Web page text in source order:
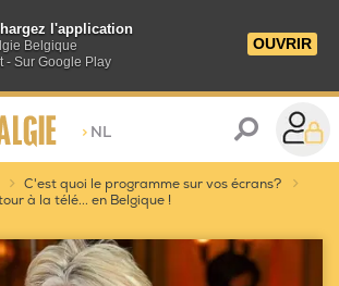
l'application
Belgique
- Sur Google Play
OUVRIR
> NL
C'est quoi le programme sur vos écrans?
à la télé... en Belgique !